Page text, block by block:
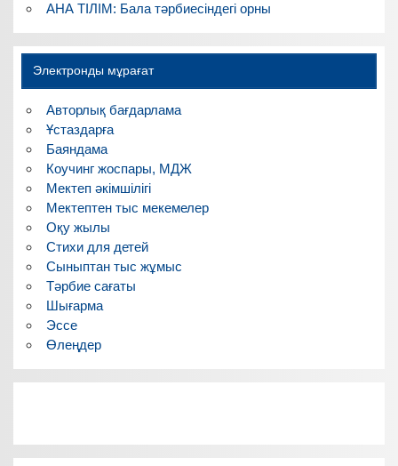
АНА ТІЛІМ: Бала тәрбиесіндегі орны
Электронды мұрағат
Авторлық бағдарлама
Ұстаздарға
Баяндама
Коучинг жоспары, МДЖ
Мектеп әкімшілігі
Мектептен тыс мекемелер
Оқу жылы
Стихи для детей
Сыныптан тыс жұмыс
Тәрбие сағаты
Шығарма
Эссе
Өлеңдер